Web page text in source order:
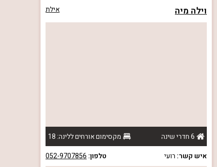
וילה מיה אילת
6 חדרי שינה
מקסימום אורחים ללינה: 18
איש קשר: רועי טלפון: 052-9707856